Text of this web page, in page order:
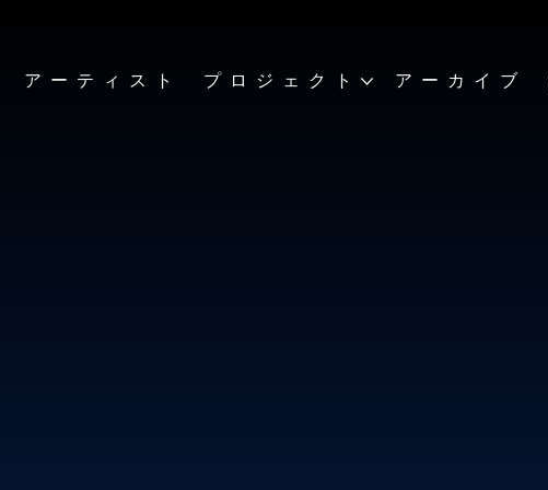
アーティスト プロジェクト アーカイブ